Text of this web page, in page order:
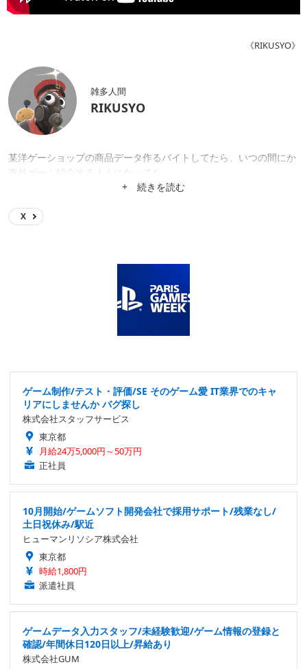
《RIKUSYO》
雑多人間
RIKUSYO
某洋ゲーショップの商品データ作るバイトしてたら、いつの間にか
海外ゲーム紹介するようになってた。
+ 続きを読む
X
ゲーム制作/テスト・評価/SE そのゲーム愛 IT業界でのキャ
リアにしませんか バグ探し
株式会社スタッフサービス
東京都
月給24万5,000円～50万円
正社員
10月開始/ゲームソフト開発会社で採用サポート/残業なし/
土日祝休み/駅近
ヒューマンリソシア株式会社
東京都
時給1,800円
派遣社員
ゲームデータ入力スタッフ/未経験歓迎/ゲーム情報の登録と
確認/年間休日120日以上/昇給あり
株式会社GUM